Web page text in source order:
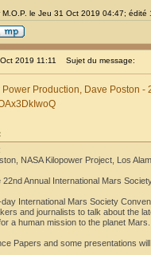
M.O.P. le Jeu 31 Oct 2019 04:47; édité
2019 11:11 Sujet du message:
Power Production, Dave Poston
NASA Kilopower Project, Los
22nd Annual International Mars
International Mars Society
and journalists to talk about the
a human mission to the planet Mars.
Papers and some presentations